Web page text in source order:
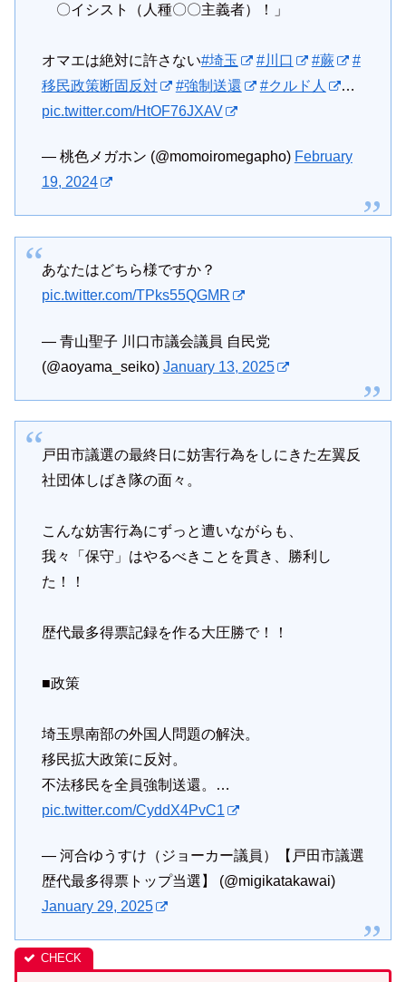
〇イシスト（人種〇〇主義者）！」
オマエは絶対に許さない#埼玉 #川口 #蕨
#
移民政策断固反対
#強制送還 #クルド人
…
pic.twitter.com/HtOF76JXAV
— 桃色メガホン (@momoiromegapho) February
19, 2024
あなたはどちら様ですか？
pic.twitter.com/TPks55QGMR
— 青山聖子 川口市議会議員 自民党
(@aoyama_seiko) January 13, 2025
戸田市議選の最終日に妨害行為をしにきた左翼反
社団体しばき隊の面々。
こんな妨害行為にずっと遭いながらも、
我々「保守」はやるべきことを貫き、勝利し
た！！
歴代最多得票記録を作る大圧勝で！！
■政策
埼玉県南部の外国人問題の解決。
移民拡大政策に反対。
不法移民を全員強制送還。…
pic.twitter.com/CyddX4PvC1
— 河合ゆうすけ（ジョーカー議員）【戸田市議選
歴代最多得票トップ当選】 (@migikatakawai)
January 29, 2025